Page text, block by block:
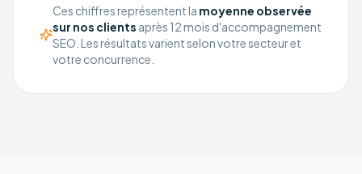
Ces chiffres représentent la moyenne observée
sur nos clients après 12 mois d'accompagnement
SEO. Les résultats varient selon votre secteur et
votre concurrence.